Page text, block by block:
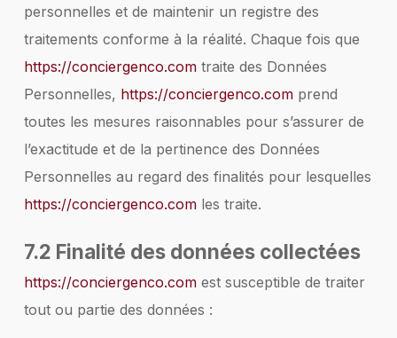
personnelles et de maintenir un registre des
traitements conforme à la réalité. Chaque fois que
https://conciergenco.comtraite des Données
Personnelles, https://conciergenco.comprend
toutes les mesures raisonnables pour s’assurer de
l’exactitude et de la pertinence des Données
Personnelles au regard des finalités pour lesquelles
https://conciergenco.comles traite.
7.2 Finalité des données collectées
https://conciergenco.comest susceptible de traiter
tout ou partie des données :